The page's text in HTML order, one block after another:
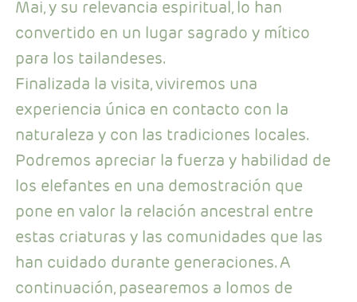
Mai, y su relevancia espiritual, lo han
convertido en un lugar sagrado y mítico
para los tailandeses.
Finalizada la visita, viviremos una
experiencia única en contacto con la
naturaleza y con las tradiciones locales.
Podremos apreciar la fuerza y habilidad de
los elefantes en una demostración que
pone en valor la relación ancestral entre
estas criaturas y las comunidades que las
han cuidado durante generaciones. A
continuación, pasearemos a lomos de